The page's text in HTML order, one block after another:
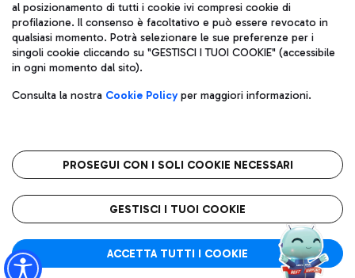
Codice fiscale e Registro delle Imprese di Roma 13032990155 P.
IVA 06572251004
Capitale sociale 62.224.743,00 int. vers.
Sede legale: Via Pier Paolo Racchetti 1 - 00054 Fiumicino (RM)
telefono +39 06 65951
Privacy policy
Note legali
Roma FCO
L'aeroporto stellato
al posizionamento di tutti i cookie ivi compresi cookie di
profilazione. Il consenso è facoltativo e può essere revocato in
qualsiasi momento. Potrà selezionare le sue preferenze per i
singoli cookie cliccando su "GESTISCI I TUOI COOKIE" (accessibile
in ogni momento dal sito).
Consulta la nostra Cookie Policyper maggiori informazioni.
PROSEGUI CON I SOLI COOKIE NECESSARI
GESTISCI I TUOI COOKIE
ACCETTA TUTTI I COOKIE